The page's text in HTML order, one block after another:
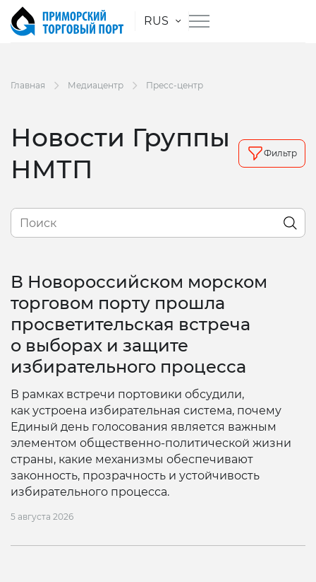
RUS
Главная Медиацентр Пресс-центр
Новости Группы
НМТП
Фильтр
В Новороссийском морском
торговом порту прошла
просветительская встреча
о выборах и защите
избирательного процесса
В рамках встречи портовики обсудили,
как устроена избирательная система, почему
Единый день голосования является важным
элементом общественно-политической жизни
страны, какие механизмы обеспечивают
законность, прозрачность и устойчивость
избирательного процесса.
5 августа 2026